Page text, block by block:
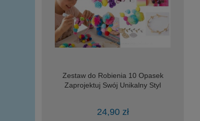
Zestaw do Robienia 10 Opasek
Zaprojektuj Swój Unikalny Styl
24,90 zł